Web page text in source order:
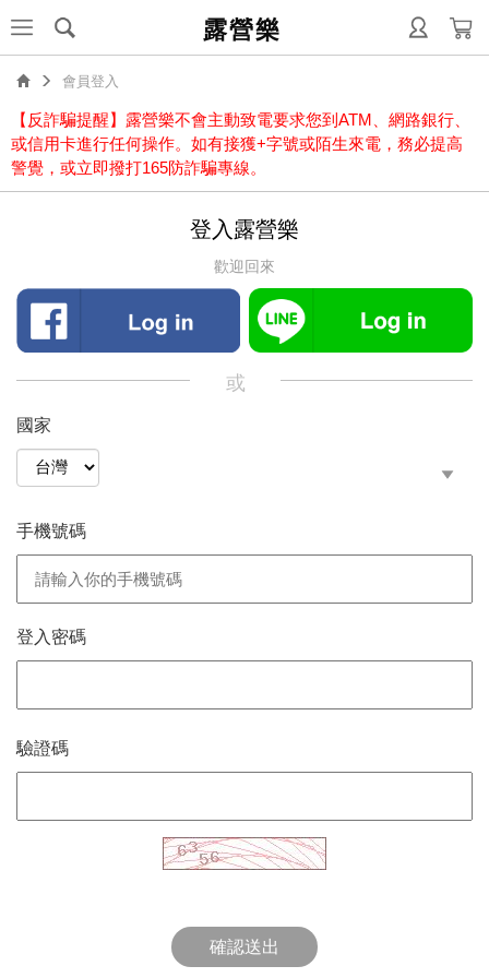
露營樂
會員登入
【反詐騙提醒】露營樂不會主動致電要求您到ATM、網路銀行、
或信用卡進行任何操作。如有接獲+字號或陌生來電，務必提高
警覺，或立即撥打165防詐騙專線。
登入露營樂
歡迎回來
或
國家
手機號碼
登入密碼
驗證碼
確認送出